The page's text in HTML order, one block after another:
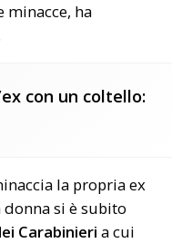
minacce, ha
con un coltello:
la propria ex
donna si è subito
Carabinieri a cui